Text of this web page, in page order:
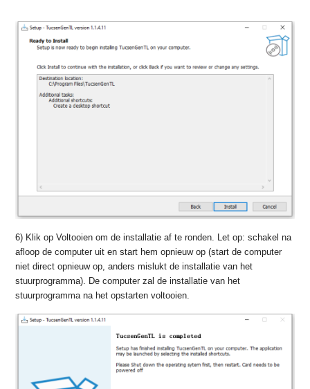
6) Klik op Voltooien om de installatie af te ronden. Let op: schakel na
afloop de computer uit en start hem opnieuw op (start de computer
niet direct opnieuw op, anders mislukt de installatie van het
stuurprogramma). De computer zal de installatie van het
stuurprogramma na het opstarten voltooien.